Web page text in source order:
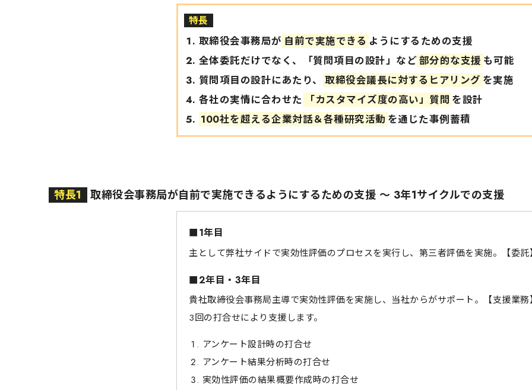
特長
取締役会事務局が 自前で実施できる ようにするための支援
全体委託だけでなく、「質問項目の設計」など部分的な支援 も可能
質問項目の設計にあたり、
取締役会議長に対するヒアリング を実施
各社の実情に合わせた
「カスタマイズ度の高い」質問 を設計
100社を超える企業対話＆各種研究活動 を通じた事例蓄積
特長1 取締役会事務局が自前で実施できるようにするための支援 ～ 3年1サイクルでの支援
■1年目
主として弊社サイドで実効性評価のプロセスを実行し、第三者評価を実施。【委託
■2年目・3年目
貴社取締役会事務局主導で実効性評価を実施し、当社からがサポート。【支援業務
3回の打合せにより支援します。
アンケート設計時の打合せ
アンケート結果分析時の打合せ
実効性評価の結果概要作成時の打合せ